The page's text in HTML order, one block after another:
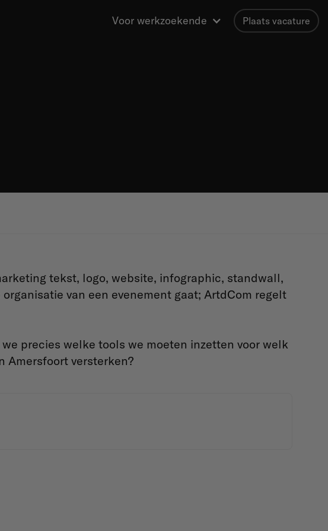
Voor werkzoekende Plaats vacature
tekst, logo, website, infographic, standwall,
van een evenement gaat; ArtdCom regelt
precies welke tools we moeten inzetten voor welk
Amersfoort versterken?